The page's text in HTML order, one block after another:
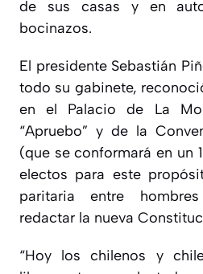
de sus casas y en
bocinazos.
El presidente Sebastián
todo su gabinete,
en el Palacio de La
“Apruebo” y de la
(que se conformará en un
electos para este
paritaria entre
redactar la nueva
“Hoy los chilenos y